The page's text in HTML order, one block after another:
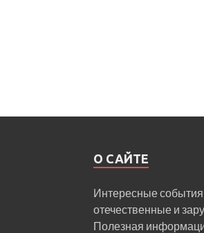
О САЙТЕ
Интересные события
отечественные и
Полезная